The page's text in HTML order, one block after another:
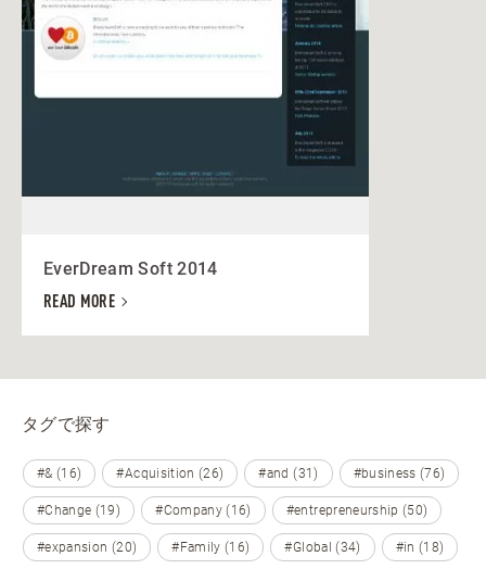
EverDream Soft 2014
READ MORE
タグで探す
#& (16) #Acquisition (26) #and (31) #business (76)
#Change (19) #Company (16) #entrepreneurship (50)
#expansion (20) #Family (16) #Global (34) #in (18)